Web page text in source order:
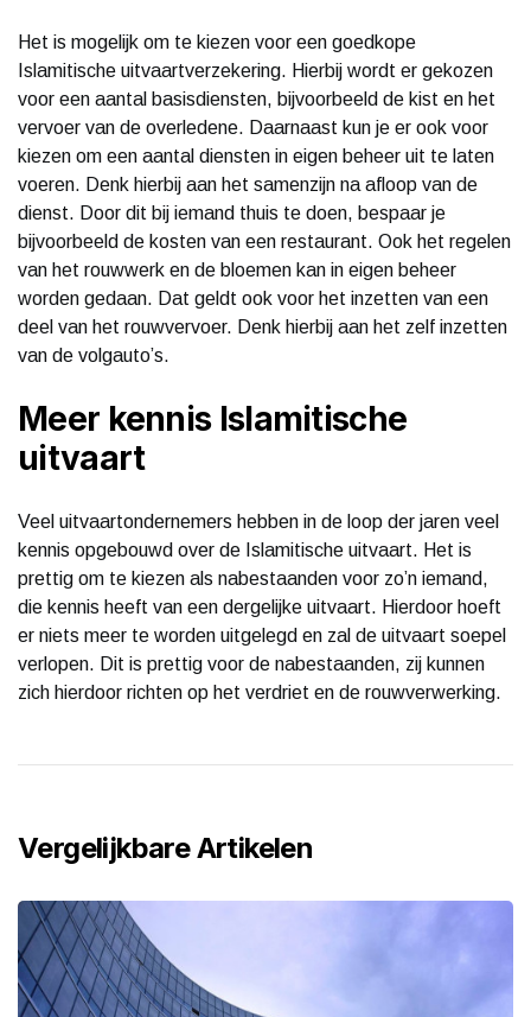
Het is mogelijk om te kiezen voor een goedkope
Islamitische uitvaartverzekering. Hierbij wordt er gekozen
voor een aantal basisdiensten, bijvoorbeeld de kist en het
vervoer van de overledene. Daarnaast kun je er ook voor
kiezen om een aantal diensten in eigen beheer uit te laten
voeren. Denk hierbij aan het samenzijn na afloop van de
dienst. Door dit bij iemand thuis te doen, bespaar je
bijvoorbeeld de kosten van een restaurant. Ook het regelen
van het rouwwerk en de bloemen kan in eigen beheer
worden gedaan. Dat geldt ook voor het inzetten van een
deel van het rouwvervoer. Denk hierbij aan het zelf inzetten
van de volgauto’s.
Meer kennis Islamitische
uitvaart
Veel uitvaartondernemers hebben in de loop der jaren veel
kennis opgebouwd over de Islamitische uitvaart. Het is
prettig om te kiezen als nabestaanden voor zo’n iemand,
die kennis heeft van een dergelijke uitvaart. Hierdoor hoeft
er niets meer te worden uitgelegd en zal de uitvaart soepel
verlopen. Dit is prettig voor de nabestaanden, zij kunnen
zich hierdoor richten op het verdriet en de rouwverwerking.
Vergelijkbare Artikelen